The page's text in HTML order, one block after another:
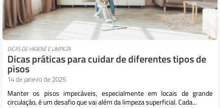
DICAS DE HIGIENE E LIMPEZA
Dicas práticas para cuidar de diferentes tipos de
pisos
14 de janeiro de 2025
Manter os pisos impecáveis, especialmente em locais de grande
circulação, é um desafio que vai além da limpeza superficial. Cada...